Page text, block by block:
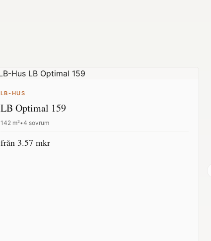
LB-HUS
LB Optimal 159
142m²•4 sovrum
från 3.57 mkr